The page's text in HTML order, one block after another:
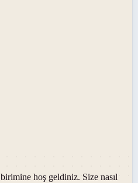
birimine hoş geldiniz. Size nasıl